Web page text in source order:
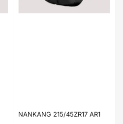
NANKANG 215/45ZR17 AR1